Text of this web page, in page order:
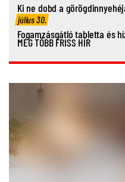
Ki ne dobd a
július 30.
Fogamzásgátló tabletta és
MÉG TÖBB FRISS HÍR